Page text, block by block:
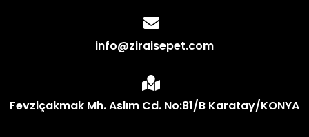
info@ziraisepet.com
Fevziçakmak Mh. Aslım Cd. No:81/B Karatay/KONYA